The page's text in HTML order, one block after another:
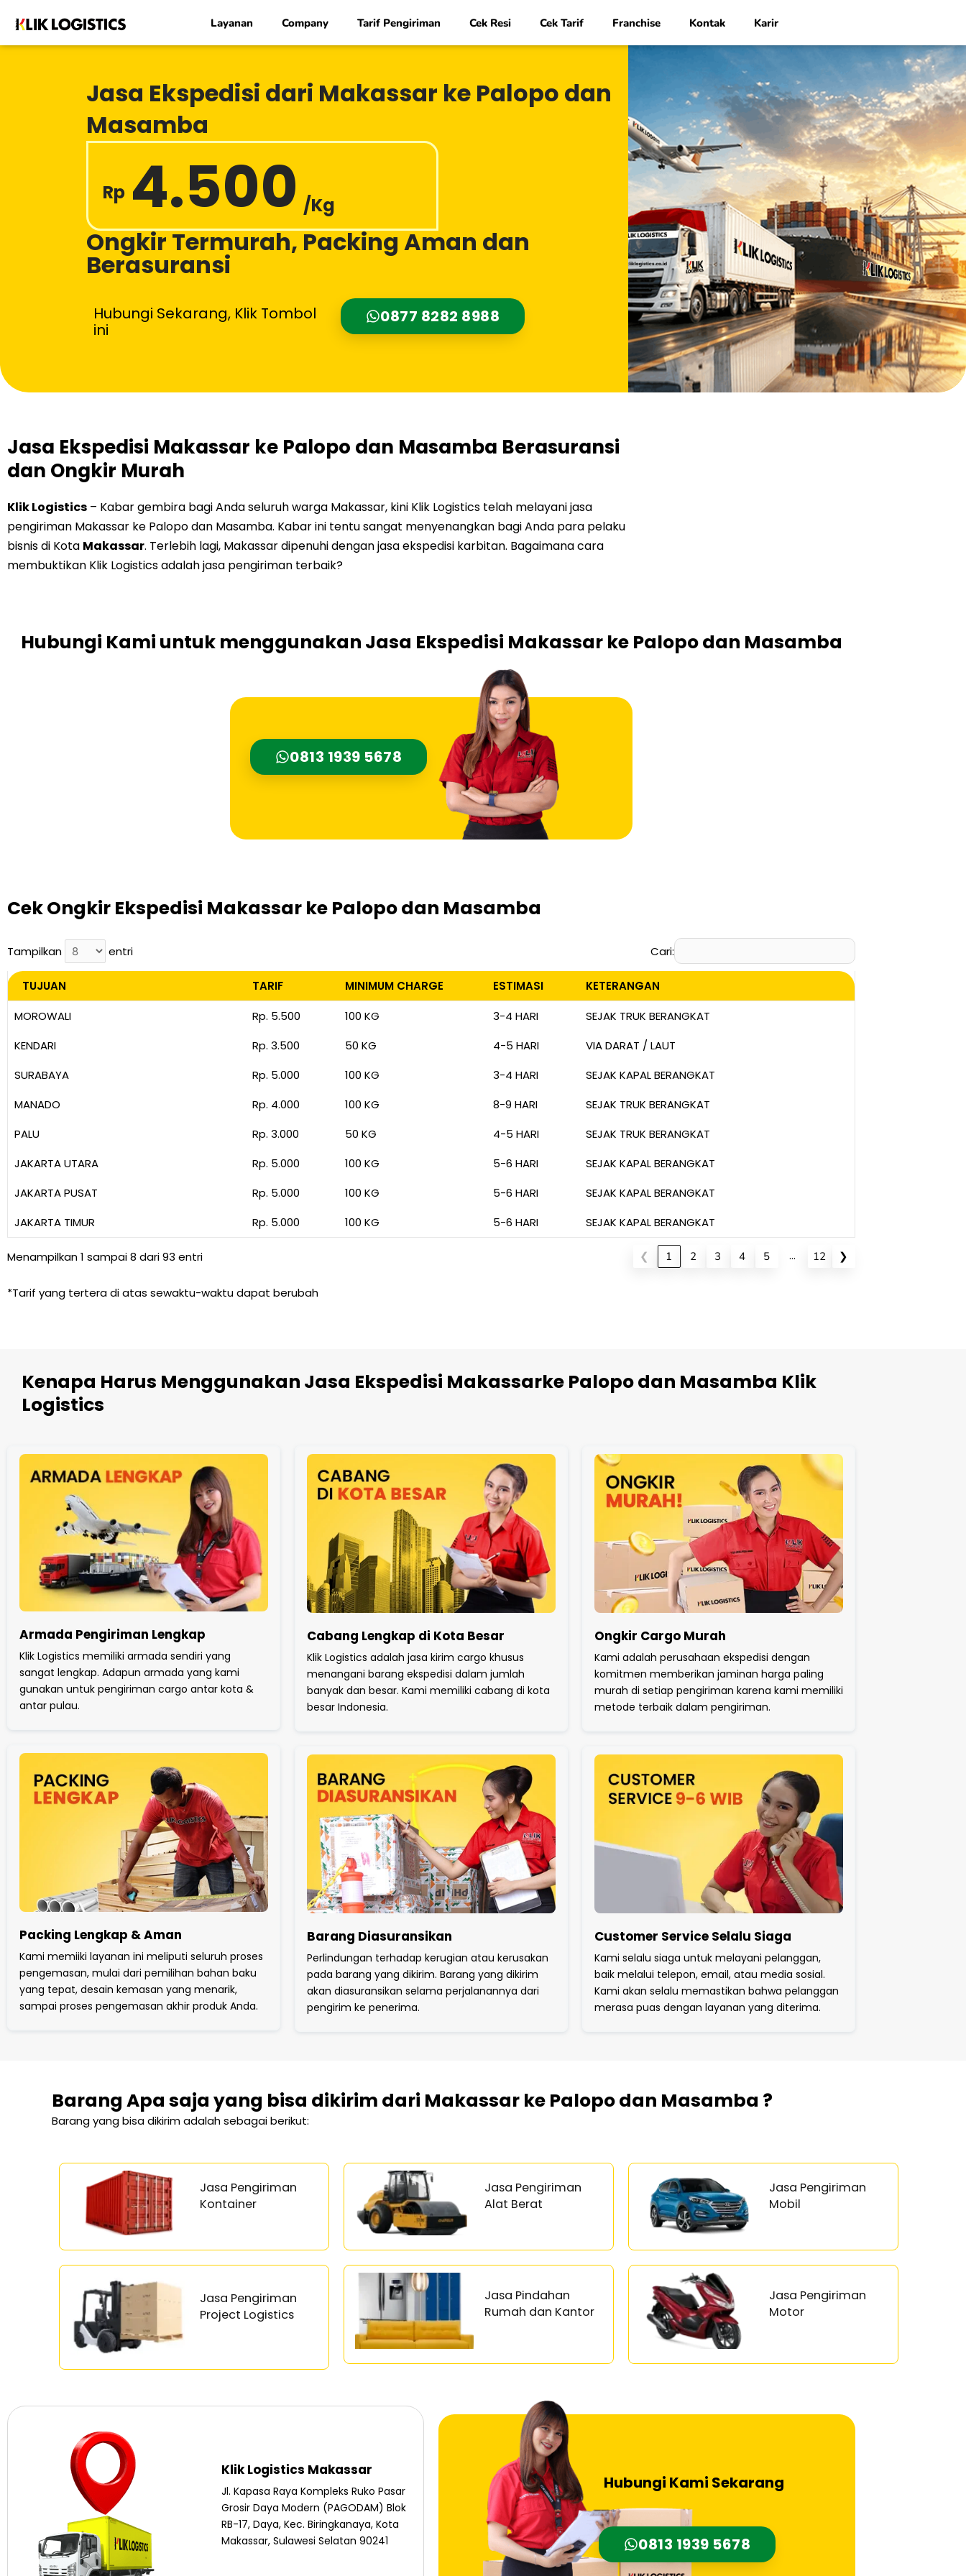
Layanan Company Tarif Pengiriman Cek Resi Cek Tarif Franchise Kontak Karir
Jasa Ekspedisi dari Makassar ke Palopo dan
Masamba
Rp 4.500 /Kg
Ongkir Termurah, Packing Aman dan
Berasuransi
Hubungi Sekarang, Klik Tombol
ini
0877 8282 8988
Jasa Ekspedisi Makassar ke Palopo dan Masamba Berasuransi
dan Ongkir Murah
Klik Logistics – Kabar gembira bagi Anda seluruh warga Makassar, kini Klik Logistics telah melayani jasa
pengiriman Makassar ke Palopo dan Masamba. Kabar ini tentu sangat menyenangkan bagi Anda para pelaku
bisnis di Kota Makassar. Terlebih lagi, Makassar dipenuhi dengan jasa ekspedisi karbitan. Bagaimana cara
membuktikan Klik Logistics adalah jasa pengiriman terbaik?
Hubungi Kami untuk menggunakan Jasa Ekspedisi Makassar ke Palopo dan Masamba
0813 1939 5678
Cek Ongkir Ekspedisi Makassar ke Palopo dan Masamba
Tampilkan entri Cari:
TUJUAN TARIF MINIMUM CHARGE ESTIMASI
KETERANGAN
TUJUAN
TARIF MINIMUM CHARGE ESTIMASI KETERANGAN
MOROWALI Rp. 5.500 100 KG 3-4 HARI
SEJAK TRUK BERANGKAT
KENDARI
Rp. 3.500 50 KG 4-5 HARI
VIA DARAT / LAUT
SURABAYA
Rp. 5.000 100 KG 3-4 HARI
SEJAK KAPAL BERANGKAT
MANADO
Rp. 4.000 100 KG 8-9 HARI
SEJAK TRUK BERANGKAT
PALU
Rp. 3.000 50 KG 4-5 HARI
SEJAK TRUK BERANGKAT
JAKARTA UTARA
Rp. 5.000 100 KG 5-6 HARI
SEJAK KAPAL BERANGKAT
JAKARTA PUSAT
Rp. 5.000 100 KG 5-6 HARI
SEJAK KAPAL BERANGKAT
JAKARTA TIMUR
Rp. 5.000 100 KG 5-6 HARI SEJAK KAPAL BERANGKAT
Menampilkan 1 sampai 8 dari 93 entri ❮ 1 2 3 4 5 … 12 ❯
*Tarif yang tertera di atas sewaktu-waktu dapat berubah
Kenapa Harus Menggunakan Jasa Ekspedisi Makassarke Palopo dan Masamba Klik
Logistics
Armada Pengiriman Lengkap
Klik Logistics memiliki armada sendiri yang
sangat lengkap. Adapun armada yang kami
gunakan untuk pengiriman cargo antar kota &
antar pulau.
Packing Lengkap & Aman
Kami memiiki layanan ini meliputi seluruh proses
pengemasan, mulai dari pemilihan bahan baku
yang tepat, desain kemasan yang menarik,
sampai proses pengemasan akhir produk Anda.
Cabang Lengkap di Kota Besar
Klik Logistics adalah jasa kirim cargo khusus
menangani barang ekspedisi dalam jumlah
banyak dan besar. Kami memiliki cabang di kota
besar Indonesia.
Barang Diasuransikan
Perlindungan terhadap kerugian atau kerusakan
pada barang yang dikirim. Barang yang dikirim
akan diasuransikan selama perjalanannya dari
pengirim ke penerima.
Ongkir Cargo Murah
Kami adalah perusahaan ekspedisi dengan
komitmen memberikan jaminan harga paling
murah di setiap pengiriman karena kami memiliki
metode terbaik dalam pengiriman.
Customer Service Selalu Siaga
Kami selalu siaga untuk melayani pelanggan,
baik melalui telepon, email, atau media sosial.
Kami akan selalu memastikan bahwa pelanggan
merasa puas dengan layanan yang diterima.
Barang Apa saja yang bisa dikirim dari Makassar ke Palopo dan Masamba ?
Barang yang bisa dikirim adalah sebagai berikut:
Jasa Pengiriman
Kontainer
Jasa Pengiriman
Alat Berat
Jasa Pengiriman
Mobil
Jasa Pengiriman
Project Logistics
Jasa Pindahan
Rumah dan Kantor
Jasa Pengiriman
Motor
Klik Logistics Makassar
Jl. Kapasa Raya Kompleks Ruko Pasar
Grosir Daya Modern (PAGODAM) Blok
RB-17, Daya, Kec. Biringkanaya, Kota
Makassar, Sulawesi Selatan 90241
Hubungi Kami Sekarang
0813 1939 5678